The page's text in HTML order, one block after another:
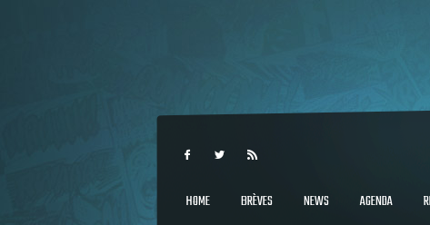
HOME BRÈVES NEWS AGENDA